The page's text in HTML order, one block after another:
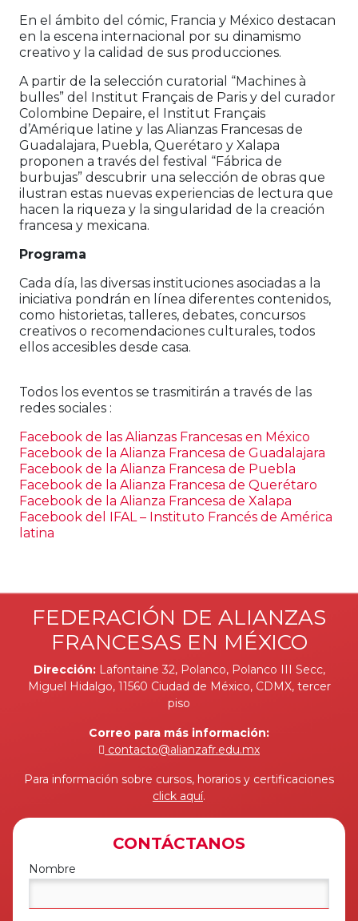
En el ámbito del cómic, Francia y México destacan
en la escena internacional por su dinamismo
creativo y la calidad de sus producciones.
A partir de la selección curatorial “Machines à
bulles” del Institut Français de Paris y del curador
Colombine Depaire, el Institut Français
d’Amérique latine y las Alianzas Francesas de
Guadalajara, Puebla, Querétaro y Xalapa
proponen a través del festival “Fábrica de
burbujas” descubrir una selección de obras que
ilustran estas nuevas experiencias de lectura que
hacen la riqueza y la singularidad de la creación
francesa y mexicana.
Programa
Cada día, las diversas instituciones asociadas a la
iniciativa pondrán en línea diferentes contenidos,
como historietas, talleres, debates, concursos
creativos o recomendaciones culturales, todos
ellos accesibles desde casa.
Todos los eventos se trasmitirán a través de las
redes sociales :
Facebook de las Alianzas Francesas en México
Facebook de la Alianza Francesa de Guadalajara
Facebook de la Alianza Francesa de Puebla
Facebook de la Alianza Francesa de Querétaro
Facebook de la Alianza Francesa de Xalapa
Facebook del IFAL – Instituto Francés de América
latina
FEDERACIÓN DE ALIANZAS
FRANCESAS EN MÉXICO
Dirección: Lafontaine 32, Polanco, Polanco III Secc,
Miguel Hidalgo, 11560 Ciudad de México, CDMX, tercer
piso
Correo para más información:
contacto@alianzafr.edu.mx
Para información sobre cursos, horarios y certificaciones
click aquí.
CONTÁCTANOS
Nombre